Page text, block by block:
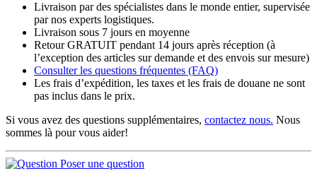
Livraison par des spécialistes dans le monde entier, supervisée
par nos experts logistiques.
Livraison sous 7 jours en moyenne
Retour GRATUIT pendant 14 jours après réception (à
l’exception des articles sur demande et des envois sur mesure)
Consulter les questions fréquentes (FAQ)
Les frais d’expédition, les taxes et les frais de douane ne sont
pas inclus dans le prix.
Si vous avez des questions supplémentaires, contactez nous. Nous
sommes là pour vous aider!
Poser une question